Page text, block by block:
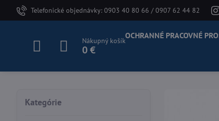
Telefonické objednávky: 0903 40 80 66 / 0907 62 44 82
Nákupný košík
0 €
OCHRANNÉ PRACOVNÉ
Kategórie